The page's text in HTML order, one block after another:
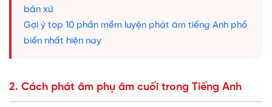
bản xứ
Gợi ý top 10 phần mềm luyện phát âm tiếng Anh phổ
biến nhất hiện nay
2. Cách phát âm phụ âm cuối trong Tiếng Anh